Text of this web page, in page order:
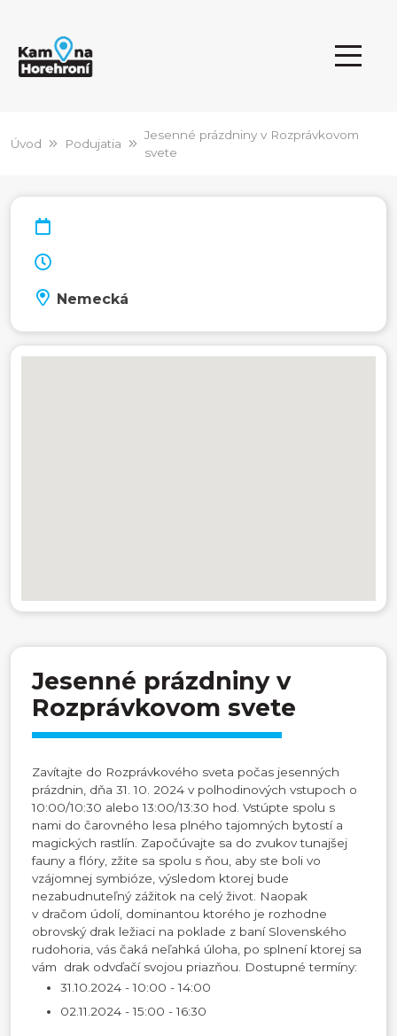
Úvod Podujatia
Jesenné prázdniny v Rozprávkovom
svete
Nemecká
Jesenné prázdniny v
Rozprávkovom svete
Zavítajte do Rozprávkového sveta počas jesenných
prázdnin, dňa 31. 10. 2024 v polhodinových vstupoch o
10:00/10:30 alebo 13:00/13:30 hod. Vstúpte spolu s
nami do čarovného lesa plného tajomných bytostí a
magických rastlín. Započúvajte sa do zvukov tunajšej
fauny a flóry, zžite sa spolu s ňou, aby ste boli vo
vzájomnej symbióze, výsledom ktorej bude
nezabudnuteľný zážitok na celý život. Naopak
v dračom údolí, dominantou ktorého je rozhodne
obrovský drak ležiaci na poklade z baní Slovenského
rudohoria, vás čaká neľahká úloha, po splnení ktorej sa
vám drak odvďačí svojou priazňou. Dostupné termíny:
31.10.2024 - 10:00 - 14:00
02.11.2024 - 15:00 - 16:30